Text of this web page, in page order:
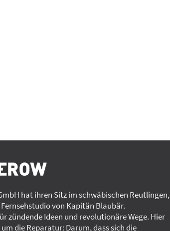
hat ihren Sitz im schwäbischen Reutlingen,
von Kapitän Blaubär.
zündende Ideen und revolutionäre Wege. Hier
die Reparatur: Darum, dass sich die